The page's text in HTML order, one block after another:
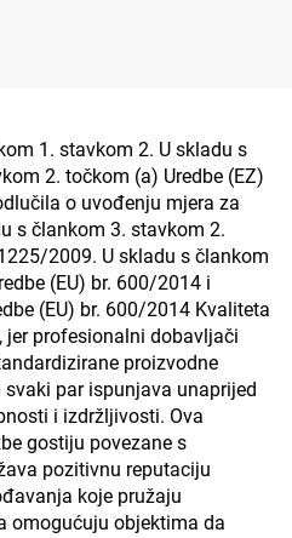
1. stavkom 2. U skladu s
2. točkom (a) Uredbe (EZ)
o uvođenju mjera za
s člankom 3. stavkom 2.
2009. U skladu s člankom
(EU) br. 600/2014 i
(EU) br. 600/2014 Kvaliteta
jer profesionalni dobavljači
proizvodne
par ispunjava unaprijed
i izdržljivosti. Ova
gostiju povezane s
pozitivnu reputaciju
koje pružaju
omogućuju objektima da